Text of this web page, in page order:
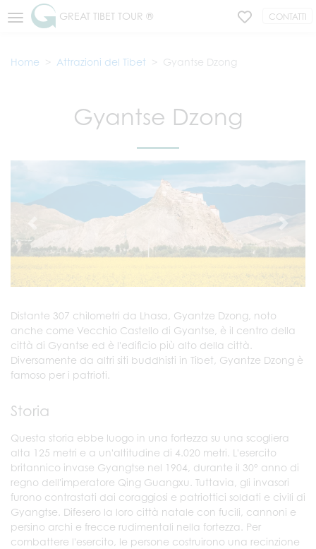
GREAT TIBET TOUR ® CONTATTI
Home Attrazioni del Tibet Gyantse Dzong
Gyantse Dzong
Distante 307 chilometri da Lhasa, Gyantze Dzong, noto
anche come Vecchio Castello di Gyantse, è il centro della
città di Gyantse ed è l'edificio più alto della città.
Diversamente da altri siti buddhisti in Tibet, Gyantze Dzong è
famoso per i patrioti.
Storia
Questa storia ebbe luogo in una fortezza su una scogliera
alta 125 metri e a un'altitudine di 4.020 metri. L'esercito
britannico invase Gyangtse nel 1904, durante il 30° anno di
regno dell'imperatore Qing Guangxu. Tuttavia, gli invasori
furono contrastati dai coraggiosi e patriottici soldati e civili di
Gyangtse. Difesero la loro città natale con fucili, cannoni e
persino archi e frecce rudimentali nella fortezza. Per
combattere l'esercito, le persone costruirono una recinzione